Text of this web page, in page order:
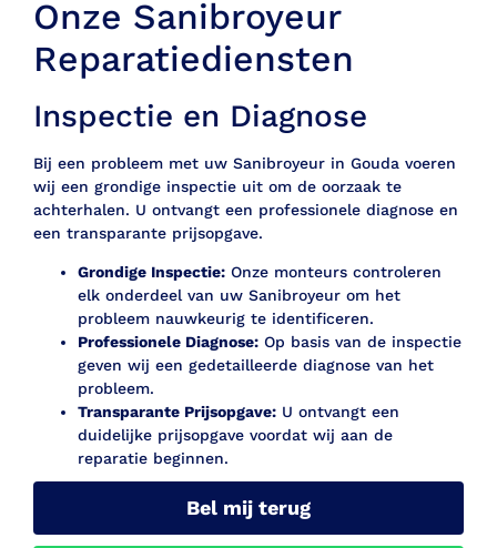
Onze Sanibroyeur
Reparatiediensten
Inspectie en Diagnose
Bij een probleem met uw Sanibroyeur in Gouda voeren
wij een grondige inspectie uit om de oorzaak te
achterhalen. U ontvangt een professionele diagnose en
een transparante prijsopgave.
Grondige Inspectie: Onze monteurs controleren
elk onderdeel van uw Sanibroyeur om het
probleem nauwkeurig te identificeren.
Professionele Diagnose: Op basis van de inspectie
geven wij een gedetailleerde diagnose van het
probleem.
Transparante Prijsopgave: U ontvangt een
duidelijke prijsopgave voordat wij aan de
reparatie beginnen.
Bel mij terug